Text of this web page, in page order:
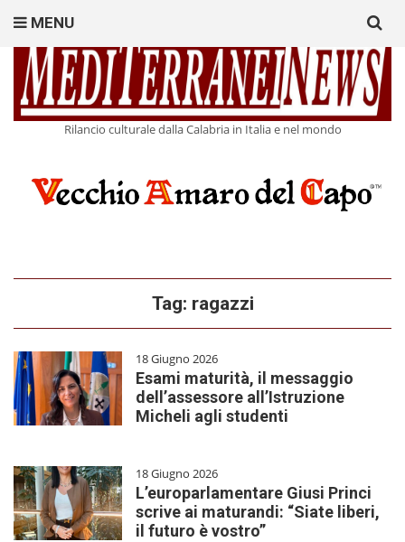
Rilancio culturale dalla Calabria in Italia e nel mondo
MENU
for:
Tag: ragazzi
18 Giugno 2026
Esami maturità, il messaggio
dell’assessore all’Istruzione
Micheli agli studenti
18 Giugno 2026
L’europarlamentare Giusi Princi
scrive ai maturandi: “Siate liberi,
il futuro è vostro”